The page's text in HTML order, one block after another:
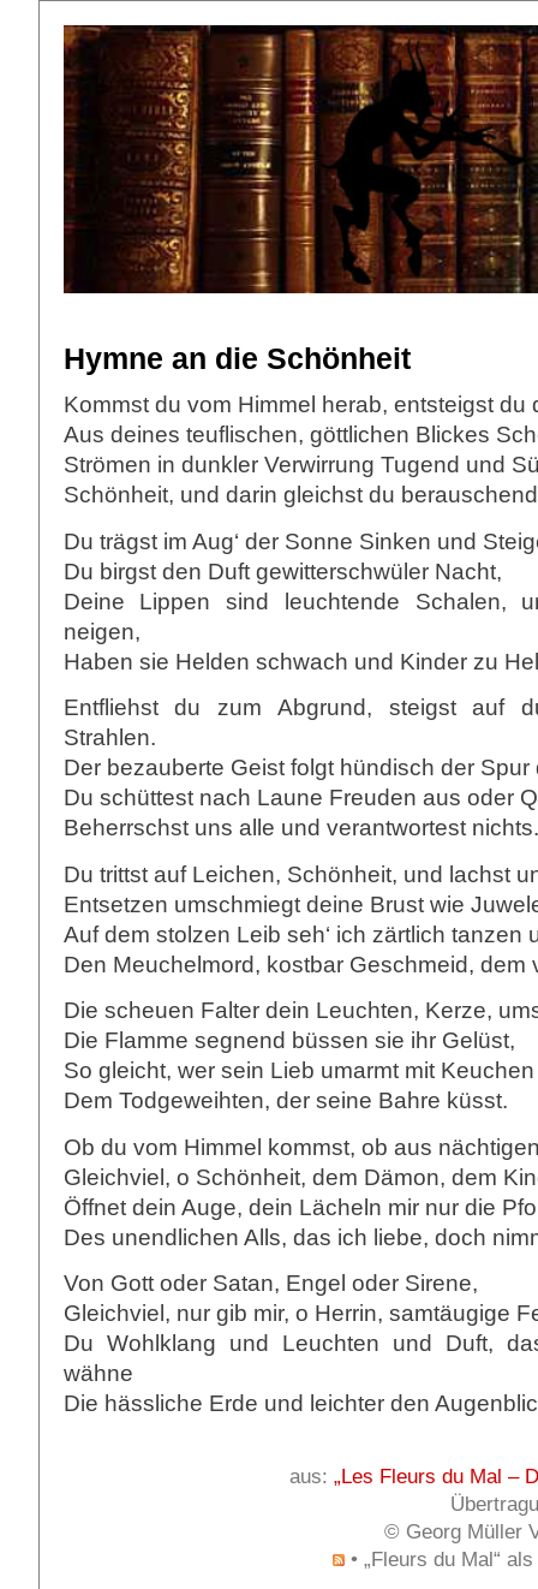
Hymne an die Schönheit
Kommst du vom Himmel herab, entsteigst du
Aus deines teuflischen, göttlichen Blickes
Strömen in dunkler Verwirrung Tugend und
Schönheit, und darin gleichst du
Du trägst im Aug‘ der Sonne Sinken und
Du birgst den Duft gewitterschwüler Nacht,
Deine Lippen sind leuchtende Schalen,
neigen,
Haben sie Helden schwach und Kinder zu
Entfliehst du zum Abgrund, steigst auf
Strahlen.
Der bezauberte Geist folgt hündisch der Spur
Du schüttest nach Laune Freuden aus oder
Beherrschst uns alle und verantwortest nichts.
Du trittst auf Leichen, Schönheit, und lachst
Entsetzen umschmiegt deine Brust wie
Auf dem stolzen Leib seh‘ ich zärtlich tanzen
Den Meuchelmord, kostbar Geschmeid, dem
Die scheuen Falter dein Leuchten, Kerze,
Die Flamme segnend büssen sie ihr Gelüst,
So gleicht, wer sein Lieb umarmt mit
Dem Todgeweihten, der seine Bahre küsst.
Ob du vom Himmel kommst, ob aus
Gleichviel, o Schönheit, dem Dämon, dem
Öffnet dein Auge, dein Lächeln mir nur die
Des unendlichen Alls, das ich liebe, doch
Von Gott oder Satan, Engel oder Sirene,
Gleichviel, nur gib mir, o Herrin, samtäugige
Du Wohlklang und Leuchten und Duft,
wähne
Die hässliche Erde und leichter den
aus: „Les Fleurs du Mal –
© Georg Müller
• „Fleurs du Mal“